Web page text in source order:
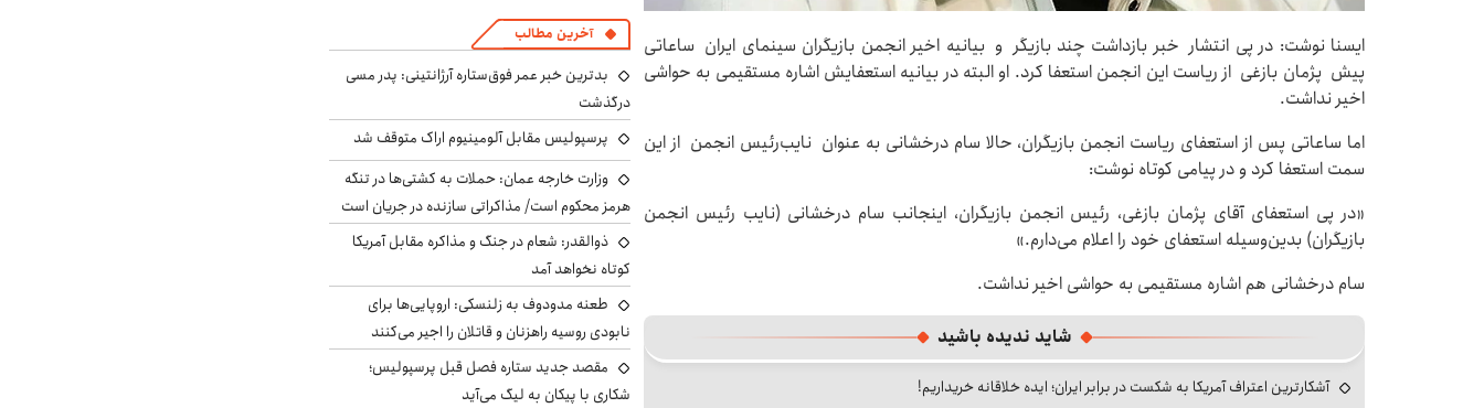
ایسنا نوشت: در پی انتشار خبر بازداشت چند بازیگر و بیانیه اخیر انجمن بازیگران سینمای ایران ساعاتی
پیش پژمان بازغی از ریاست این انجمن استعفا کرد. او البته در بیانیه استعفایش اشاره مستقیمی به حواشی
اخیر نداشت.
اما ساعاتی پس از استعفای ریاست انجمن بازیگران، حالا سام درخشانی به عنوان نایب‌رئیس انجمن از این
سمت استعفا کرد و در پیامی کوتاه نوشت:
«در پی استعفای آقای پژمان بازغی، رئیس انجمن بازیگران، اینجانب سام درخشانی (نایب رئیس انجمن
بازیگران) بدین‌وسیله استعفای خود را اعلام می‌دارم.»
سام درخشانی هم اشاره مستقیمی به حواشی اخیر نداشت.
شاید ندیده باشید
آشکارترین اعتراف آمریکا به شکست در برابر ایران؛ ایده خلاقانه خریداریم!
آخرین مطالب
بدترین خبر عمر فوق‌ستاره آرژانتینی: پدر مسی
درگذشت
پرسپولیس مقابل آلومینیوم اراک متوقف شد
وزارت خارجه عمان: حملات به کشتی‌ها در تنگه
هرمز محکوم است/ مذاکراتی سازنده در جریان است
ذوالقدر: شعام در جنگ و مذاکره مقابل آمریکا
کوتاه نخواهد آمد
طعنه مدودوف به زلنسکی: اروپایی‌ها برای
نابودی روسیه راهزنان و قاتلان را اجیر می‌کنند
مقصد جدید ستاره فصل قبل پرسپولیس؛
شکاری با پیکان به لیگ می‌آید